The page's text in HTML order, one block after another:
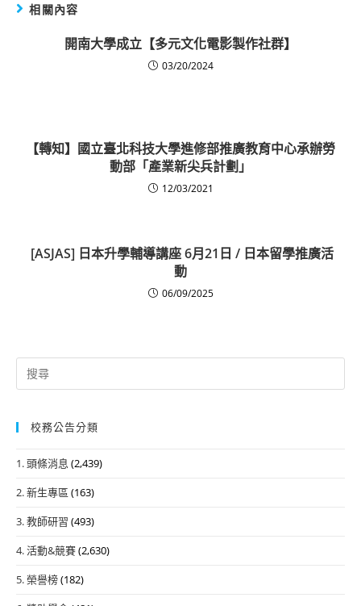
相關內容
開南大學成立【多元文化電影製作社群】
03/20/2024
【轉知】國立臺北科技大學進修部推廣教育中心承辦勞
動部「產業新尖兵計劃」
12/03/2021
[ASJAS] 日本升學輔導講座 6月21日 / 日本留學推廣活
動
06/09/2025
Search
for:
校務公告分類
1. 頭條消息 (2,439)
2. 新生專區 (163)
3. 教師研習 (493)
4. 活動&競賽(2,630)
5. 榮譽榜(182)